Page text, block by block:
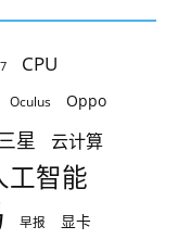
CPU
Oculus Oppo
星 云计算
工智能
早报 显卡